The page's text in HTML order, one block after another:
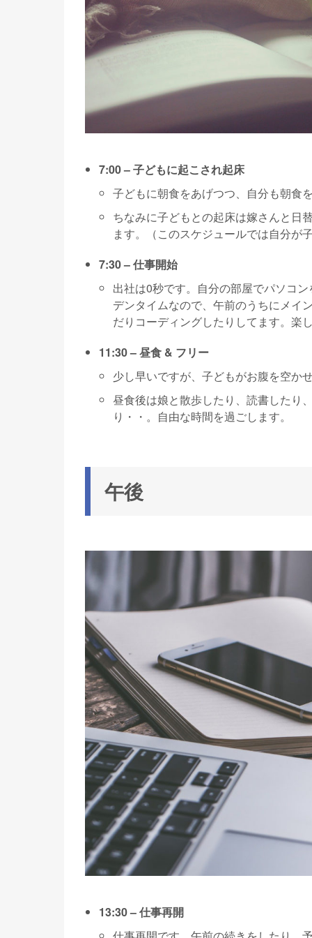
7:00 – 子どもに起こされ起床
子どもに朝食をあげつつ、自分も朝食
ちなみに子どもとの起床は嫁さんと日
ます。（このスケジュールでは自分が
7:30 – 仕事開始
出社は0秒です。自分の部屋でパソコ
デンタイムなので、午前のうちにメイ
だりコーディングしたりしてます。楽
11:30 – 昼食 & フリー
少し早いですが、子どもがお腹を空か
昼食後は娘と散歩したり、読書したり
り・・。自由な時間を過ごします。
午後
13:30 – 仕事再開